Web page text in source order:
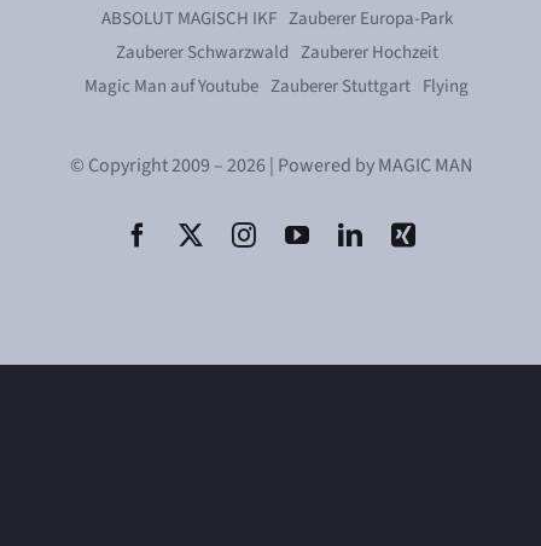
ABSOLUT MAGISCH IKF Zauberer Europa-Park
Zauberer Schwarzwald Zauberer Hochzeit
Magic Man auf Youtube Zauberer Stuttgart Flying
© Copyright 2009 – 2026 | Powered by MAGIC MAN